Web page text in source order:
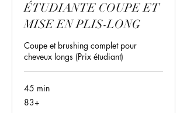
ÉTUDIANTE COUPE ET
MISE EN PLIS-LONG
Coupe et brushing complet pour
cheveux longs (Prix étudiant)
45 min
83+
83+